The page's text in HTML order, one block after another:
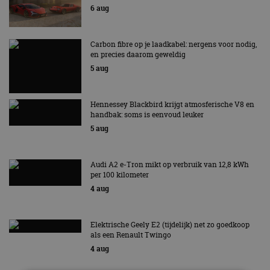
6 aug
Carbon fibre op je laadkabel: nergens voor nodig,
en precies daarom geweldig
5 aug
Hennessey Blackbird krijgt atmosferische V8 en
handbak: soms is eenvoud leuker
5 aug
Audi A2 e-Tron mikt op verbruik van 12,8 kWh
per 100 kilometer
4 aug
Elektrische Geely E2 (tijdelijk) net zo goedkoop
als een Renault Twingo
4 aug